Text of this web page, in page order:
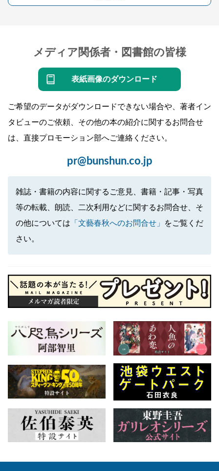
メディア関係者・図書館の皆様
表紙画像のダウンロード
ご希望のデータがダウンロードできない場合や、著者イン
タビューのご依頼、その他の本の紹介に関するお問合せ
は、直接プロモーション部へご連絡ください。
pr@bunshun.co.jp
雑誌・書籍の内容に関するご意見、書籍・記事・写真
等の転載、朗読、二次利用などに関するお問合せ、そ
の他については 「文藝春秋へのお問合せ」
をご覧くだ
さい。